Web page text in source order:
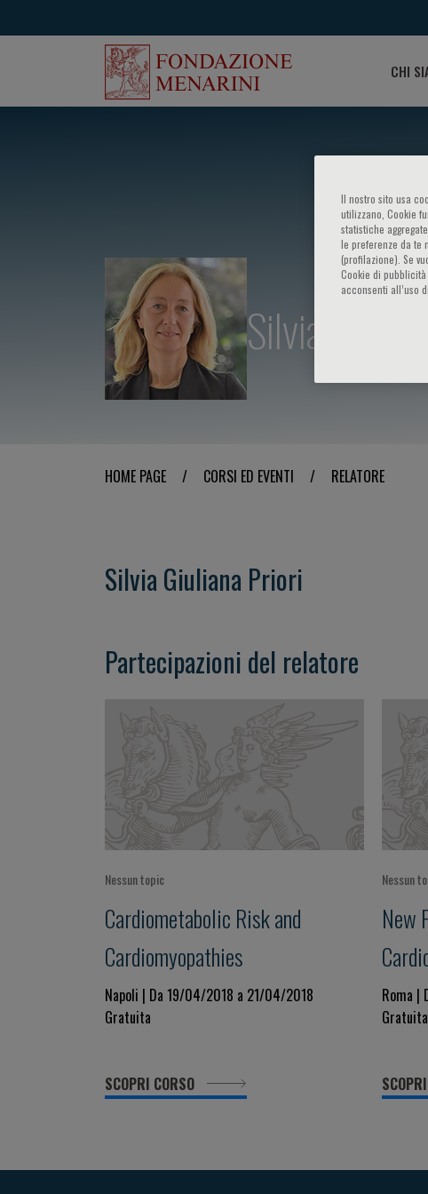
CHI
Silvia
HOME PAGE / CORSI ED EVENTI / RELATORE
Silvia Giuliana Priori
Partecipazioni del relatore
Nessun topic
Cardiometabolic Risk and
Cardiomyopathies
Napoli | Da 19/04/2018 a 21/04/2018
Gratuita
SCOPRI CORSO
Nessun
New
Roma |
Gratuita
Il nostro sito usa
utilizzano, Cookie
statistiche
le preferenze da te
(profilazione). Se
Cookie di pubblicità
acconsenti all’uso